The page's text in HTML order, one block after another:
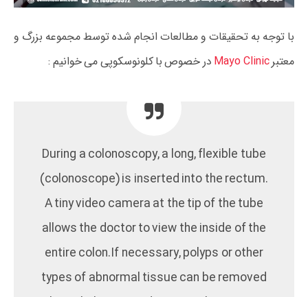
با توجه به تحقیقات و مطالعات انجام شده توسط مجموعه بزرگ و
معتبرMayo Clinic در خصوص با کلونوسکوپی می خوانیم :
During a colonoscopy, a long, flexible tube
(colonoscope) is inserted into the rectum.
A tiny video camera at the tip of the tube
allows the doctor to view the inside of the
entire colon.If necessary, polyps or other
types of abnormal tissue can be removed